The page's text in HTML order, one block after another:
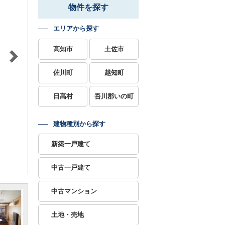
物件を探す
エリアから探す
高知市 土佐市
佐川町 越知町
日高村 吾川郡いの町
建物種別から探す
新築一戸建て
中古一戸建て
中古マンション
土地・売地